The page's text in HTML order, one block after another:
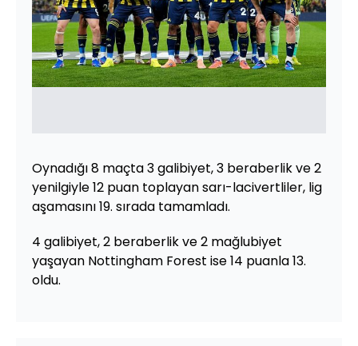
Oynadığı 8 maçta 3 galibiyet, 3 beraberlik ve 2
yenilgiyle 12 puan toplayan sarı-lacivertliler, lig
aşamasını 19. sırada tamamladı.
4 galibiyet, 2 beraberlik ve 2 mağlubiyet
yaşayan Nottingham Forest ise 14 puanla 13.
oldu.